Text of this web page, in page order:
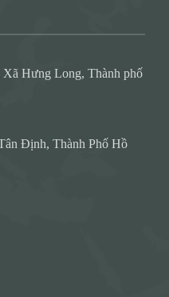
Hưng Long, Thành phố
Định, Thành Phố Hồ